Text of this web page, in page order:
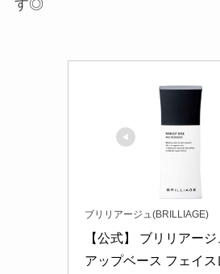
す◎
ブリリアージュ(BRILLIAGE)
【公式】 ブリリアー
アップベース フェイス